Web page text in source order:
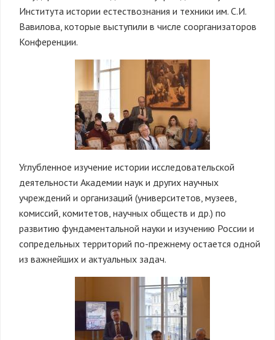
Института истории естествознания и техники им. С.И.
Вавилова, которые выступили в числе соорганизаторов
Конференции.
Углубленное изучение истории исследовательской
деятельности Академии наук и других научных
учреждений и организаций (университетов, музеев,
комиссий, комитетов, научных обществ и др.) по
развитию фундаментальной науки и изучению России и
сопредельных территорий по-прежнему остается одной
из важнейших и актуальных задач.